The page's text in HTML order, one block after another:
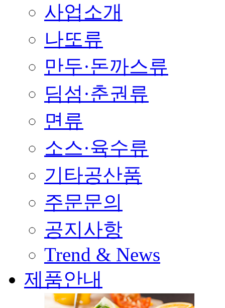
사업소개
나또류
만두·돈까스류
딤섬·춘권류
면류
소스·육수류
기타공산품
주문문의
공지사항
Trend & News
제품안내